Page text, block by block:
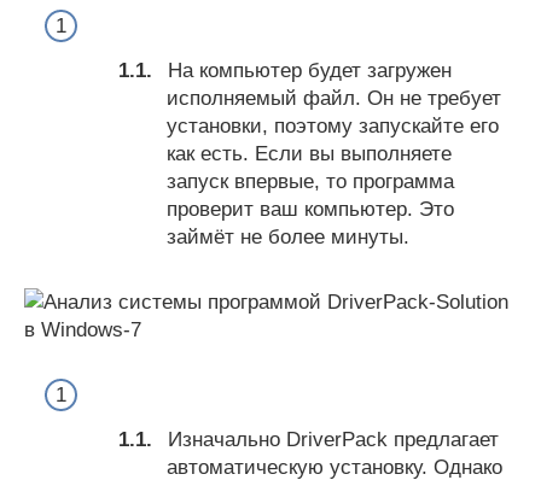
На компьютер будет загружен
исполняемый файл. Он не требует
установки, поэтому запускайте его
как есть. Если вы выполняете
запуск впервые, то программа
проверит ваш компьютер. Это
займёт не более минуты.
Изначально DriverPack предлагает
автоматическую установку. Однако